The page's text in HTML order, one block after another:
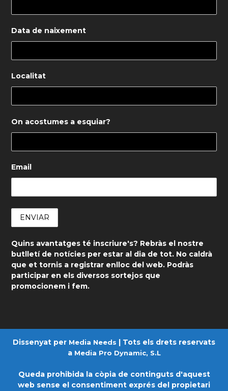
Data de naixement
Localitat
On acostumes a esquiar?
Email
Quins avantatges té inscriure's? Rebràs el nostre
butlletí de notícies per estar al dia de tot. No caldrà
que et tornis a registrar enlloc del web. Podràs
participar en els diversos sortejos que
promocionem i fem.
Dissenyat per Media Needs | Tots els drets reservats
a Media Pro Dynamic, S.L
Queda prohibida la còpia de continguts d'aquest
web sense el consentiment exprés del propietari